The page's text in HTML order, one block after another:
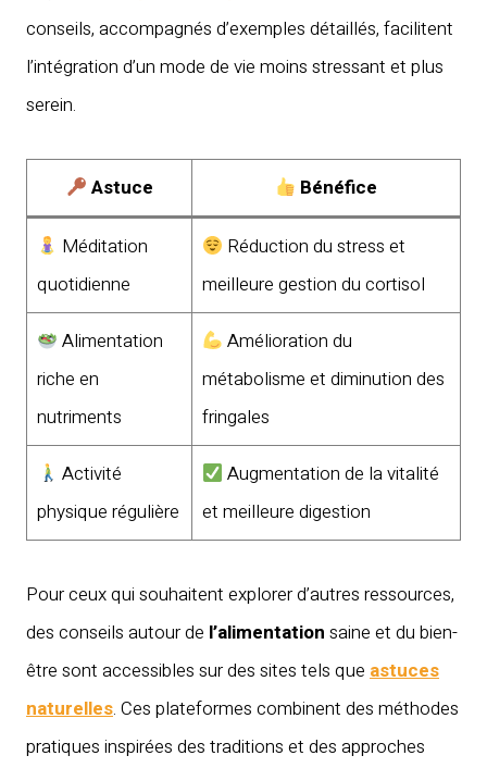
conseils, accompagnés d’exemples détaillés, facilitent
l’intégration d’un mode de vie moins stressant et plus
serein.
Astuce Bénéfice
Méditation
quotidienne
Réduction du stress et
meilleure gestion du cortisol
Alimentation
riche en
nutriments
Amélioration du
métabolisme et diminution des
fringales
Activité
physique régulière
Augmentation de la vitalité
et meilleure digestion
Pour ceux qui souhaitent explorer d’autres ressources,
des conseils autour de l’alimentation saine et du bien-
être sont accessibles sur des sites tels que astuces
naturelles. Ces plateformes combinent des méthodes
pratiques inspirées des traditions et des approches